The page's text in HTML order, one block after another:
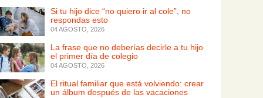
Si tu hijo dice “no quiero ir al cole”, no
respondas esto
04 AGOSTO, 2026
La frase que no deberías decirle a tu hijo
el primer día de colegio
04 AGOSTO, 2026
El ritual familiar que está volviendo: crear
un álbum después de las vacaciones